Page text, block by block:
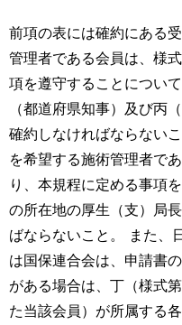
前項の表には確約にある
管理者である会員は、様
項を遵守することについ
（都道府県知事）及び丙
確約しなければならない
を希望する施術管理者で
り、本規程に定める事項
の所在地の厚生（支）局
ばならないこと。 また、
は国保連合会は、申請書
がある場合は、丁（様式
た当該会員）が所属する